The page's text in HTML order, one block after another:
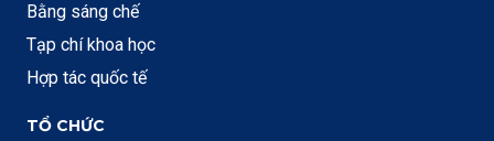
Bằng sáng chế
Tạp chí khoa học
Hợp tác quốc tế
TỔ CHỨC